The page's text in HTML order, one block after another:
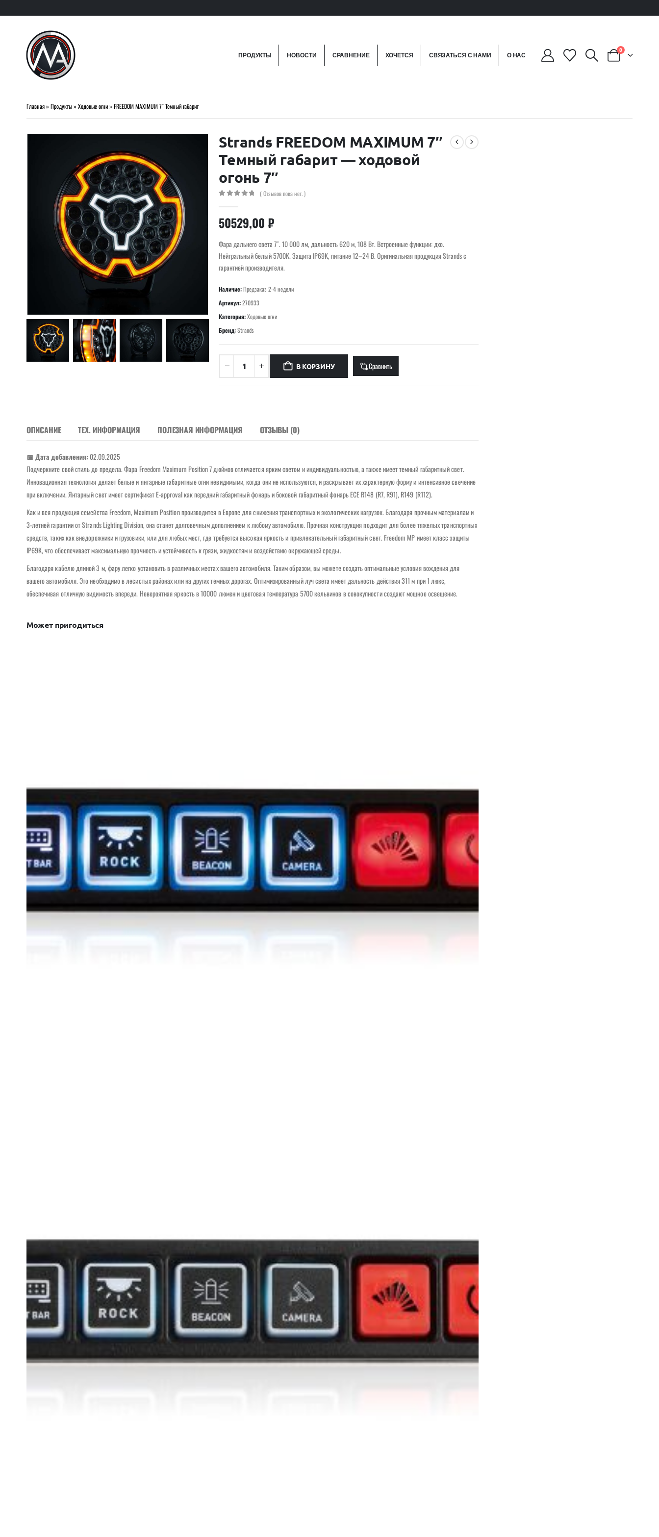
ПРОДУКТЫ НОВОСТИ СРАВНЕНИЕ ХОЧЕТСЯ СВЯЗАТЬСЯ С НАМИ О НАС
0
Главная» Продукты» Ходовые огни» FREEDOM MAXIMUM 7″ Темный габарит
Strands FREEDOM MAXIMUM 7″
Темный габарит — ходовой
огонь 7″
( Отзывов пока нет. )
50529,00₽
Фара дальнего света 7″. 10 000 лм, дальность 620 м, 108 Вт. Встроенные функции: дхо.
Нейтральный белый 5700K. Защита IP69K, питание 12–24 В. Оригинальная продукция Strands с
гарантией производителя.
Наличие:Предзаказ 2-4 недели
Артикул:270933
Категория:Ходовые огни
Бренд:Strands
В КОРЗИНУ Сравнить
ОПИСАНИЕ ТЕХ. ИНФОРМАЦИЯ ПОЛЕЗНАЯ ИНФОРМАЦИЯ ОТЗЫВЫ (0)
📅 Дата добавления:02.09.2025
Подчеркните свой стиль до предела. Фара Freedom Maximum Position 7 дюймов отличается ярким светом и индивидуальностью, а также имеет темный габаритный свет.
Инновационная технология делает белые и янтарные габаритные огни невидимыми, когда они не используются, и раскрывает их характерную форму и интенсивное свечение
при включении. Янтарный свет имеет сертификат E-approval как передний габаритный фонарь и боковой габаритный фонарь ECE ​​R148 (R7, R91), R149 (R112).
Как и вся продукция семейства Freedom, Maximum Position производится в Европе для снижения транспортных и экологических нагрузок. Благодаря прочным материалам и
3-летней гарантии от Strands Lighting Division, она станет долговечным дополнением к любому автомобилю. Прочная конструкция подходит для более тяжелых транспортных
средств, таких как внедорожники и грузовики, или для любых мест, где требуется высокая яркость и привлекательный габаритный свет. Freedom MP имеет класс защиты
IP69K, что обеспечивает максимальную прочность и устойчивость к грязи, жидкостям и воздействию окружающей среды.
Благодаря кабелю длиной 3 м, фару легко установить в различных местах вашего автомобиля. Таким образом, вы можете создать оптимальные условия вождения для
вашего автомобиля. Это необходимо в лесистых районах или на других темных дорогах. Оптимизированный луч света имеет дальность действия 311 м при 1 люкс,
обеспечивая отличную видимость впереди. Невероятная яркость в 10000 люмен и цветовая температура 5700 кельвинов в совокупности создают мощное освещение.
Может пригодиться